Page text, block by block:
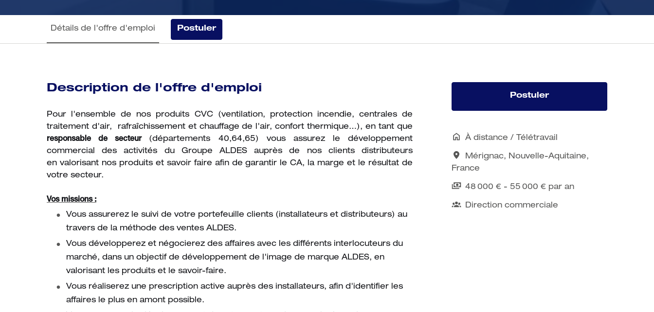
Détails de l'offre d'emploi Postuler
Description de l'offre d'emploi
Pour l'ensemble de nos produits CVC (ventilation, protection incendie, centrales de
traitement d'air, rafraîchissement et chauffage de l'air, confort thermique…), en tant que
responsable de secteur (départements 40,64,65) vous assurez le développement
commercial des activités du Groupe ALDES auprès de nos clients distributeurs
en valorisant nos produits et savoir faire afin de garantir le CA, la marge et le résultat de
votre secteur.
Vos missions :
Vous assurerez le suivi de votre portefeuille clients (installateurs et distributeurs) au
travers de la méthode des ventes ALDES.
Vous développerez et négocierez des affaires avec les différents interlocuteurs du
marché, dans un objectif de développement de l'image de marque ALDES, en
valorisant les produits et le savoir-faire.
Vous réaliserez une prescription active auprès des installateurs, afin d'identifier les
affaires le plus en amont possible.
Postuler
À distance / Télétravail
Mérignac, Nouvelle-Aquitaine,
France
48 000 € - 55 000 € par an
Direction commerciale